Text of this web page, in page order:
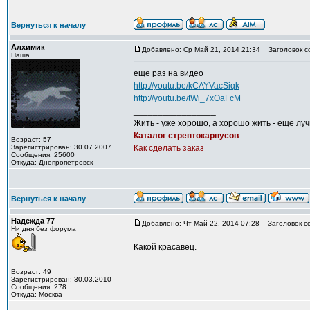
Вернуться к началу
Алхимик
Паша
Возраст: 57
Зарегистрирован: 30.07.2007
Сообщения: 25600
Откуда: Днепропетровск
Добавлено: Ср Май 21, 2014 21:34 Заголовок
еще раз на видео
http://youtu.be/kCAYVacSiqk
http://youtu.be/tWi_7xOaFcM
Жить - уже хорошо, а хорошо жить - еще
Каталог стрептокарпусов
Как сделать заказ
Вернуться к началу
Надежда 77
Ни дня без форума
Возраст: 49
Зарегистрирован: 30.03.2010
Сообщения: 278
Откуда: Москва
Добавлено: Чт Май 22, 2014 07:28 Заголовок
Какой красавец.